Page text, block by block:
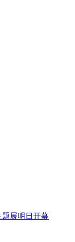
展明日开幕